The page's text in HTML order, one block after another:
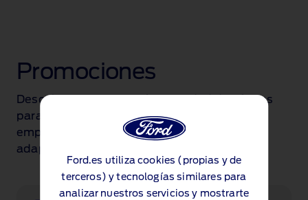
Ford.es utiliza cookies (propias y de
terceros) y tecnologías similares para
analizar nuestros servicios y mostrarte
Promociones
Descubre nuestra amplia variedad de ofertas
para turismos, comerciales y
empresas. Encuentra el Ford que mejor se
adapte a ti.